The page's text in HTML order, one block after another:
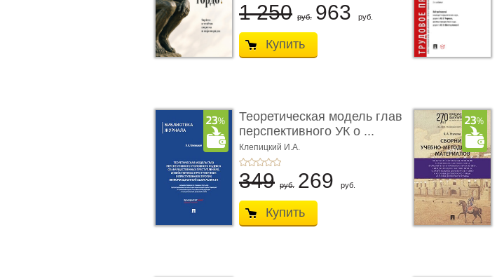
1 250 руб. 963 руб.
Купить
Теоретическая модель глав
перспективного УК о ...
Клепицкий И.А.
349 руб. 269 руб.
Купить